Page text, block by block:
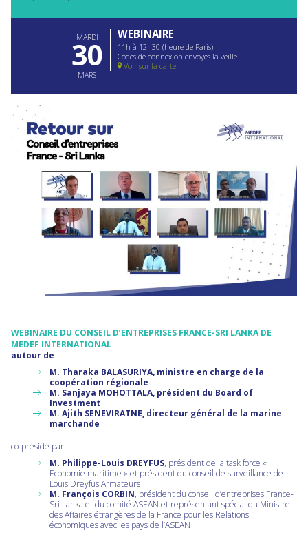
MARDI
30
MARS
WEBINAIRE
11h à 12h30 (heure de Paris)
Codes de connexion envoyés la veille
Voir sur la carte
WEBINAIRE DU CONSEIL D’ENTREPRISES FRANCE-SRI LANKA DE
MEDEF INTERNATIONAL
autour de
M. Tharaka BALASURIYA, ministre en charge de la
coopération régionale
M. Sanjaya MOHOTTALA, président du Board of
Investment
M. Ajith SENEVIRATNE, directeur général de la marine
marchande
co-présidé par
M. Philippe-Louis DREYFUS, président de la task force «
Economie maritime » et président du conseil de surveillance de
Louis Dreyfus Armateurs
M. François CORBIN, président du conseil d’entreprises France-
Sri Lanka et du comité ASEAN et représentant spécial du Ministre
des Affaires étrangères de la France pour les Relations
économiques avec les pays de l’ASEAN